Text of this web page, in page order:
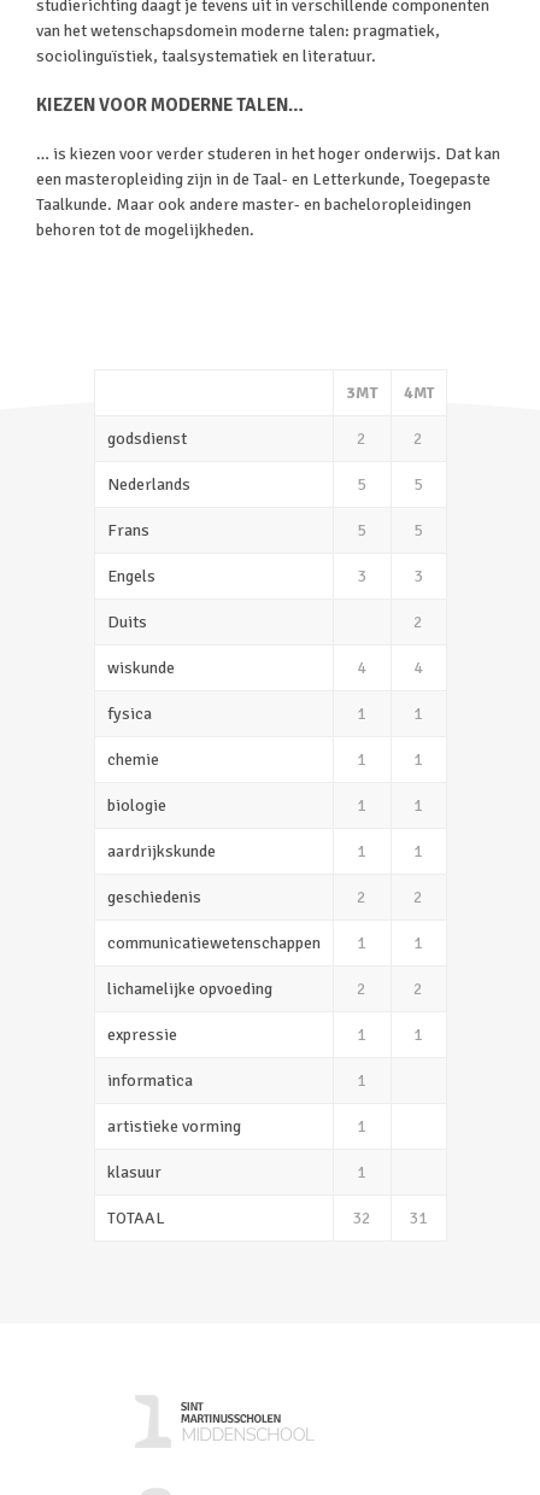
studierichting daagt je tevens uit in verschillende componenten
van het wetenschapsdomein moderne talen: pragmatiek,
sociolinguïstiek, taalsystematiek en literatuur.
KIEZEN VOOR MODERNE TALEN…
… is kiezen voor verder studeren in het hoger onderwijs. Dat kan
een masteropleiding zijn in de Taal- en Letterkunde, Toegepaste
Taalkunde. Maar ook andere master- en bacheloropleidingen
behoren tot de mogelijkheden.
3MT 4MT
godsdienst 2 2
Nederlands 5 5
Frans 5 5
Engels 3 3
Duits 2
wiskunde 4 4
fysica 1 1
chemie 1 1
biologie 1 1
aardrijkskunde 1 1
geschiedenis 2 2
communicatiewetenschappen 1 1
lichamelijke opvoeding 2 2
expressie 1 1
informatica 1
artistieke vorming 1
klasuur 1
TOTAAL 32 31